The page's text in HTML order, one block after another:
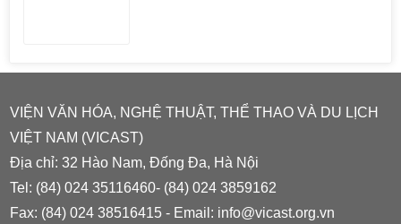
VIỆN VĂN HÓA, NGHỆ THUẬT, THỂ THAO VÀ DU LỊCH
VIỆT NAM (VICAST)
Địa chỉ: 32 Hào Nam, Đống Đa, Hà Nội
Tel: (84) 024 35116460- (84) 024 3859162
Fax: (84) 024 38516415 - Email: info@vicast.org.vn